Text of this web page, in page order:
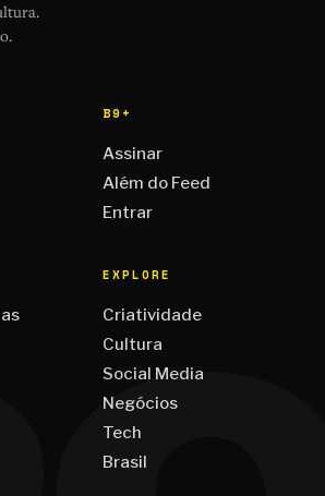
B9+
Assinar
Além do Feed
Entrar
EXPLORE
Criatividade
Cultura
Social Media
Negócios
Tech
Brasil